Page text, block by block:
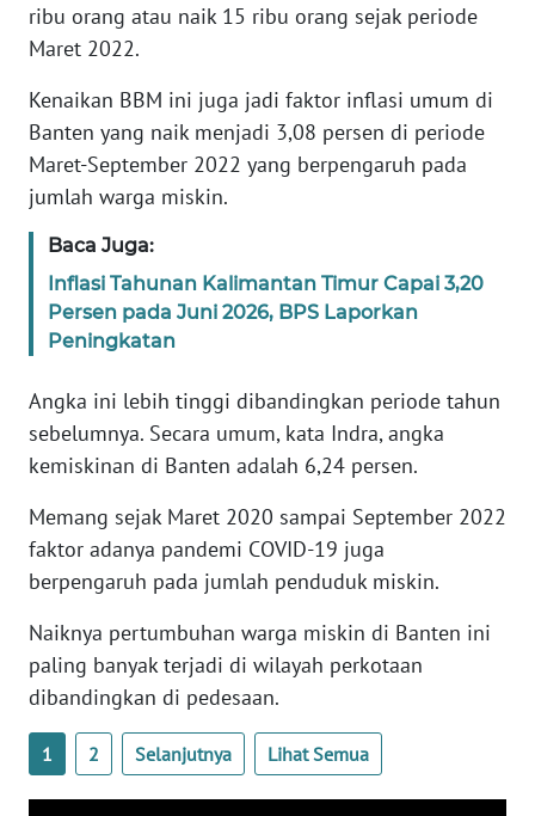
ribu orang atau naik 15 ribu orang sejak periode
Maret 2022.
Kenaikan BBM ini juga jadi faktor inflasi umum di
Banten yang naik menjadi 3,08 persen di periode
Maret-September 2022 yang berpengaruh pada
jumlah warga miskin.
Baca Juga:
Inflasi Tahunan Kalimantan Timur Capai 3,20
Persen pada Juni 2026, BPS Laporkan
Peningkatan
Angka ini lebih tinggi dibandingkan periode tahun
sebelumnya. Secara umum, kata Indra, angka
kemiskinan di Banten adalah 6,24 persen.
Memang sejak Maret 2020 sampai September 2022
faktor adanya pandemi COVID-19 juga
berpengaruh pada jumlah penduduk miskin.
Naiknya pertumbuhan warga miskin di Banten ini
paling banyak terjadi di wilayah perkotaan
dibandingkan di pedesaan.
1 2 Selanjutnya Lihat Semua
REDAKSI
KARIR
DISCLAIMER
WN
SUMUT
WN
JAKARTA
JABAR
WN
WN
NTT
WN